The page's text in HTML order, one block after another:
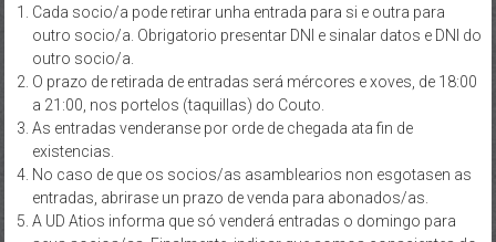
Cada socio/a pode retirar unha entrada para si e outra para
outro socio/a. Obrigatorio presentar DNI e sinalar datos e DNI do
outro socio/a.
O prazo de retirada de entradas será mércores e xoves, de 18:00
a 21:00, nos portelos (taquillas) do Couto.
As entradas venderanse por orde de chegada ata fin de
existencias.
No caso de que os socios/as asamblearios non esgotasen as
entradas, abrirase un prazo de venda para abonados/as.
A UD Atios informa que só venderá entradas o domingo para